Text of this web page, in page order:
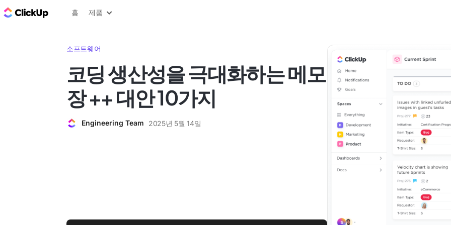
ClickUp 블로그
홈 제품
소프트웨어
코딩 생산성을 극대화하는 메모
장 ++ 대안 10가지
Engineering Team 2025년 5월 14일